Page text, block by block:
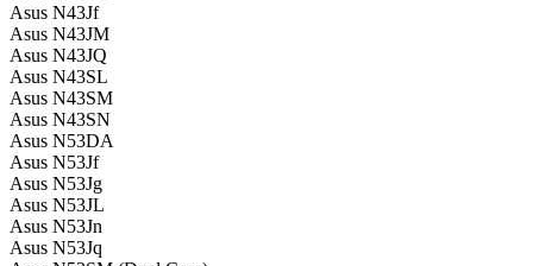
Asus N43Jf
Asus N43JM
Asus N43JQ
Asus N43SL
Asus N43SM
Asus N43SN
Asus N53DA
Asus N53Jf
Asus N53Jg
Asus N53JL
Asus N53Jn
Asus N53Jq